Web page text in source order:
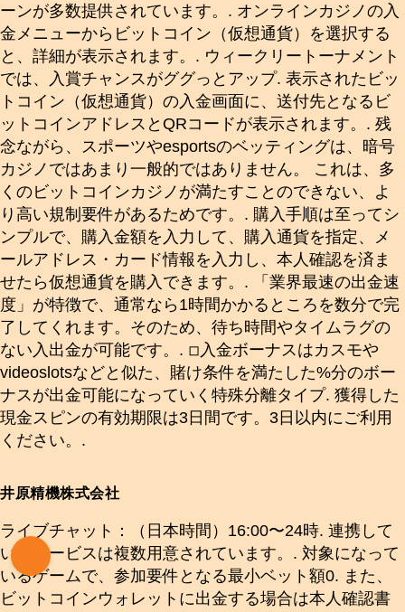
ーンが多数提供されています。. オンラインカジノの入
金メニューからビットコイン（仮想通貨）を選択する
と、詳細が表示されます。. ウィークリートーナメント
では、入賞チャンスがググっとアップ. 表示されたビッ
トコイン（仮想通貨）の入金画面に、送付先となるビ
ットコインアドレスとQRコードが表示されます。. 残
念ながら、スポーツやesportsのベッティングは、暗号
カジノではあまり一般的ではありません。 これは、多
くのビットコインカジノが満たすことのできない、よ
り高い規制要件があるためです。. 購入手順は至ってシ
ンプルで、購入金額を入力して、購入通貨を指定、メ
ールアドレス・カード情報を入力し、本人確認を済ま
せたら仮想通貨を購入できます。. 「業界最速の出金速
度」が特徴で、通常なら1時間かかるところを数分で完
了してくれます。そのため、待ち時間やタイムラグの
ない入出金が可能です。. ◽︎入金ボーナスはカスモや
videoslotsなどと似た、賭け条件を満たした%分のボー
ナスが出金可能になっていく特殊分離タイプ. 獲得した
現金スピンの有効期限は3日間です。3日以内にご利用
ください。.
井原精機株式会社
ライブチャット：（日本時間）16:00〜24時. 連携して
いるサービスは複数用意されています。. 対象になって
いるゲームで、参加要件となる最小ベット額0. また、
ビットコインウォレットに出金する場合は本人確認書